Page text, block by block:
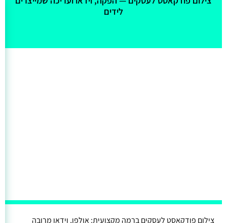
לידים
צילום פודקאסט לעסקים ברמה מקצועית: אולפן, וידאו מרובה